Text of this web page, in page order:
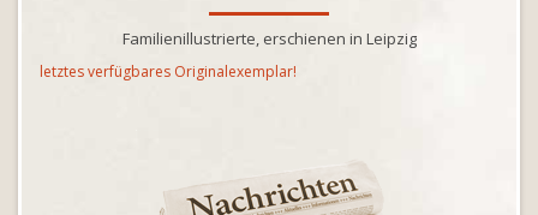
Familienillustrierte, erschienen in Leipzig
letztes verfügbares Originalexemplar!